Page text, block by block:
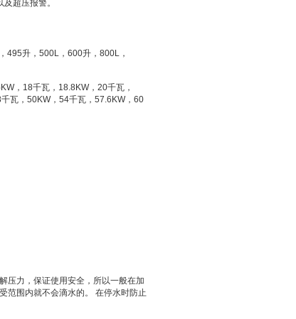
超压报警。
， 495升 ， 500L ， 600升 ， 800L ，
， 18千瓦， 18.8KW， 20千瓦，
千瓦， 50KW， 54千瓦， 57.6KW， 60
压力，保证使用安全，所以一般在加
范围内就不会滴水的。
在停水时防止